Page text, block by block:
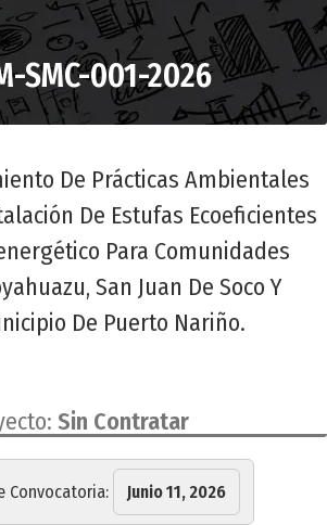
SMC-001-2026
De Prácticas Ambientales
De Estufas Ecoeficientes
Para Comunidades
San Juan De Soco Y
De Puerto Nariño.
Sin Contratar
Convocatoria: Junio 11, 2026